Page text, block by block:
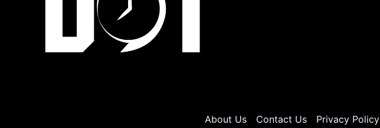
About Us Contact Us Privacy Policy